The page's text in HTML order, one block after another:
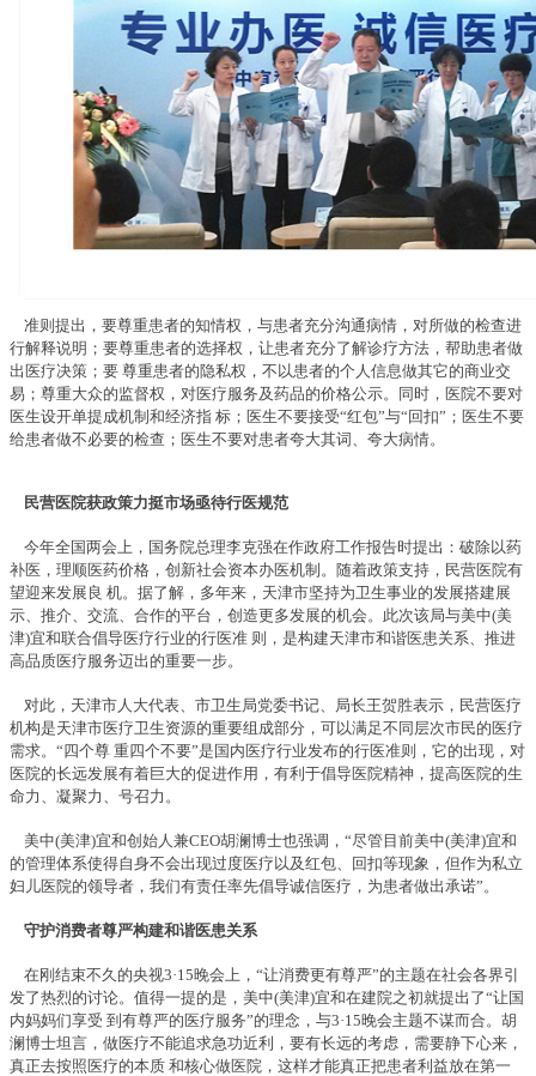
准则提出，要尊重患者的知情权，与患者充分沟通病情，对所做的检查进
行解释说明；要尊重患者的选择权，让患者充分了解诊疗方法，帮助患者做
出医疗决策；要 尊重患者的隐私权，不以患者的个人信息做其它的商业交
易；尊重大众的监督权，对医疗服务及药品的价格公示。同时，医院不要对
医生设开单提成机制和经济指 标；医生不要接受“红包”与“回扣”；医生不要
给患者做不必要的检查；医生不要对患者夸大其词、夸大病情。
民营医院获政策力挺市场亟待行医规范
今年全国两会上，国务院总理李克强在作政府工作报告时提出：破除以药
补医，理顺医药价格，创新社会资本办医机制。随着政策支持，民营医院有
望迎来发展良 机。据了解，多年来，天津市坚持为卫生事业的发展搭建展
示、推介、交流、合作的平台，创造更多发展的机会。此次该局与美中(美
津)宜和联合倡导医疗行业的行医准 则，是构建天津市和谐医患关系、推进
高品质医疗服务迈出的重要一步。
对此，天津市人大代表、市卫生局党委书记、局长王贺胜表示，民营医疗
机构是天津市医疗卫生资源的重要组成部分，可以满足不同层次市民的医疗
需求。“四个尊 重四个不要”是国内医疗行业发布的行医准则，它的出现，对
医院的长远发展有着巨大的促进作用，有利于倡导医院精神，提高医院的生
命力、凝聚力、号召力。
美中(美津)宜和创始人兼CEO胡澜博士也强调，“尽管目前美中(美津)宜和
的管理体系使得自身不会出现过度医疗以及红包、回扣等现象，但作为私立
妇儿医院的领导者，我们有责任率先倡导诚信医疗，为患者做出承诺”。
守护消费者尊严构建和谐医患关系
在刚结束不久的央视3·15晚会上，“让消费更有尊严”的主题在社会各界引
发了热烈的讨论。值得一提的是，美中(美津)宜和在建院之初就提出了“让国
内妈妈们享受 到有尊严的医疗服务”的理念，与3·15晚会主题不谋而合。胡
澜博士坦言，做医疗不能追求急功近利，要有长远的考虑，需要静下心来，
真正去按照医疗的本质 和核心做医院，这样才能真正把患者利益放在第一